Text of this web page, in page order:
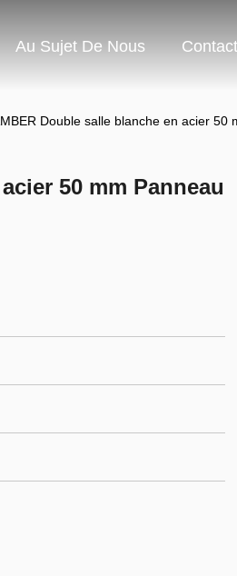
Au Sujet De Nous
Double salle blanche en acier 50
50 mm Panneau